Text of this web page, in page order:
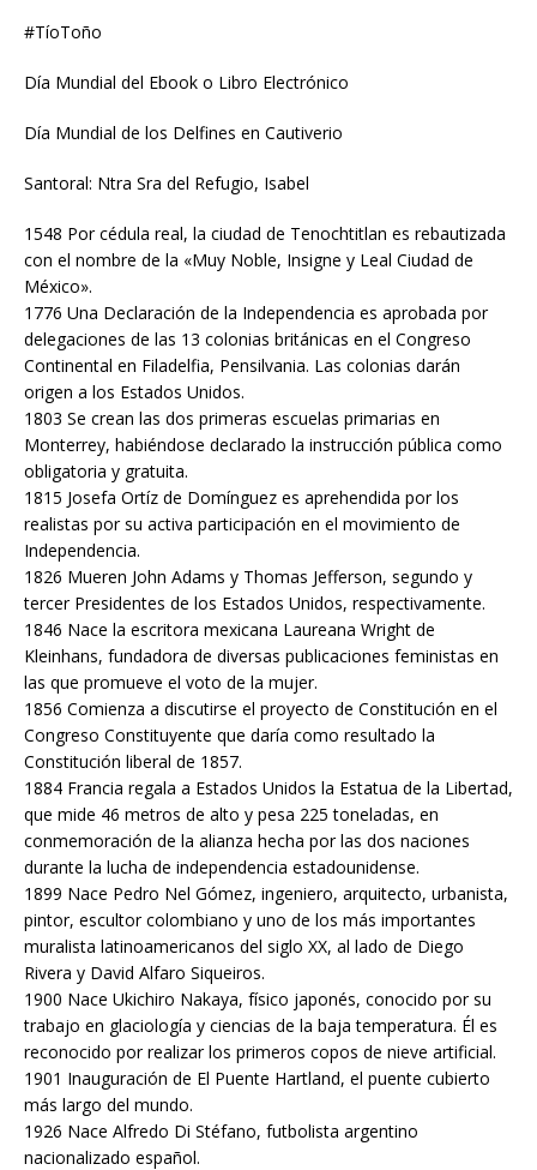
#TíoToño
Día Mundial del Ebook o Libro Electrónico
Día Mundial de los Delfines en Cautiverio
Santoral: Ntra Sra del Refugio, Isabel
1548 Por cédula real, la ciudad de Tenochtitlan es rebautizada
con el nombre de la «Muy Noble, Insigne y Leal Ciudad de
México».
1776 Una Declaración de la Independencia es aprobada por
delegaciones de las 13 colonias británicas en el Congreso
Continental en Filadelfia, Pensilvania. Las colonias darán
origen a los Estados Unidos.
1803 Se crean las dos primeras escuelas primarias en
Monterrey, habiéndose declarado la instrucción pública como
obligatoria y gratuita.
1815 Josefa Ortíz de Domínguez es aprehendida por los
realistas por su activa participación en el movimiento de
Independencia.
1826 Mueren John Adams y Thomas Jefferson, segundo y
tercer Presidentes de los Estados Unidos, respectivamente.
1846 Nace la escritora mexicana Laureana Wright de
Kleinhans, fundadora de diversas publicaciones feministas en
las que promueve el voto de la mujer.
1856 Comienza a discutirse el proyecto de Constitución en el
Congreso Constituyente que daría como resultado la
Constitución liberal de 1857.
1884 Francia regala a Estados Unidos la Estatua de la Libertad,
que mide 46 metros de alto y pesa 225 toneladas, en
conmemoración de la alianza hecha por las dos naciones
durante la lucha de independencia estadounidense.
1899 Nace Pedro Nel Gómez, ingeniero, arquitecto, urbanista,
pintor, escultor colombiano y uno de los más importantes
muralista latinoamericanos del siglo XX, al lado de Diego
Rivera y David Alfaro Siqueiros.
1900 Nace Ukichiro Nakaya, físico japonés, conocido por su
trabajo en glaciología y ciencias de la baja temperatura. Él es
reconocido por realizar los primeros copos de nieve artificial.
1901 Inauguración de El Puente Hartland, el puente cubierto
más largo del mundo.
1926 Nace Alfredo Di Stéfano, futbolista argentino
nacionalizado español.